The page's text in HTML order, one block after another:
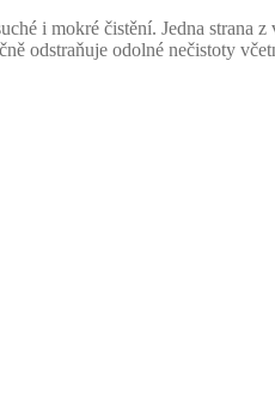
i mokré čistění. Jedna
odstraňuje odolné nečistoty